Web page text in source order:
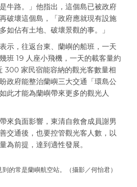
牛路。」他指出，這個島已被政府
破壞這個島，「政府應就現有設施
如佔有土地、破壞景觀的事。」
示，往返台東、蘭嶼的船班，一天
班 19 人座小飛機，一天的載客量約
300 家民宿能容納的觀光客數量相
政府能整治蘭嶼三大交通「環島公
此才能為蘭嶼帶來更多的觀光人
來負面影響，東清自救會成員謝男
交通後，也要控管觀光客人數，以
為前提，達到適性發展。
的常是蘭嶼航空站。（攝影／何怡君）